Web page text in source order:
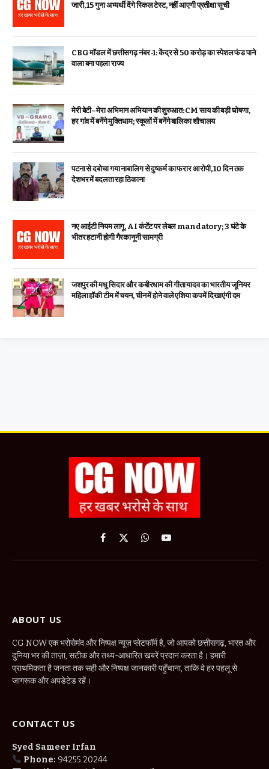
जारी, 15 गुना अभ्यर्थी देंगे स्किल टेस्ट, नहीं आएगी प्रतीक्षा सूची
CBG मॉडल में छत्तीसगढ़ नंबर-1: केंद्र से ₹50 करोड़ का स्पेशल फंड पाने
वाला बना पहला राज्य
मेरी बेटी–मेरा अभिमान अभियान की शुरुआत: CM साय की बड़ी घोषणा,
हर गांव में बनेंगे मुक्तिधाम; स्कूलों में बनेंगे बालिका शौचालय
पटना से दबोचा गया नाबालिग से दुष्कर्म का फरार आरोपी, 10 दिन तक
देशभर में बदलता रहा ठिकाना
नए आईटी नियम लागू, AI कंटेंट पर लेबल mandatory; 3 घंटे के
भीतर हटानी होगी गैरकानूनी सामग्री
जशपुर की मधु सिदार और कबीरधाम की गीता यादव का भारतीय जूनियर
महिला हॉकी टीम में चयन, चीन में होने वाले एशिया कप में दिखाएंगी दम
Facebook
X
WhatsApp
YouTube
ABOUT US
CG NOW एक भरोसेमंद और निष्पक्ष न्यूज़ प्लेटफॉर्म है, जो आपको छत्तीसगढ़, भारत और
दुनिया भर की ताज़ा, सटीक और तथ्य-आधारित खबरें प्रदान करता है। हमारी
प्राथमिकता है जनता तक सही और निष्पक्ष जानकारी पहुँचाना, ताकि वे हर पहलू से
जागरूक और अपडेटेड रहें।
CONTACT US
Syed Sameer Irfan
Phone: 94255 20244